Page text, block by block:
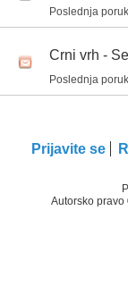
Poslednja
Crni vrh -
Poslednja
Prijavite se
Autorsko pravo